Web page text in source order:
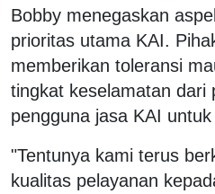
Bobby menegaskan
prioritas utama KAI.
memberikan toleransi
tingkat keselamatan dari
pengguna jasa KAI
"Tentunya kami terus
kualitas pelayanan